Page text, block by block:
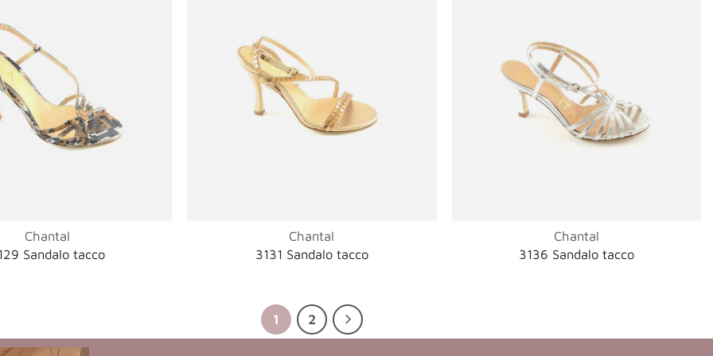
Chantal
Sandalo tacco
Chantal
3131 Sandalo tacco
Chantal
3136 Sandalo tacco
1 2